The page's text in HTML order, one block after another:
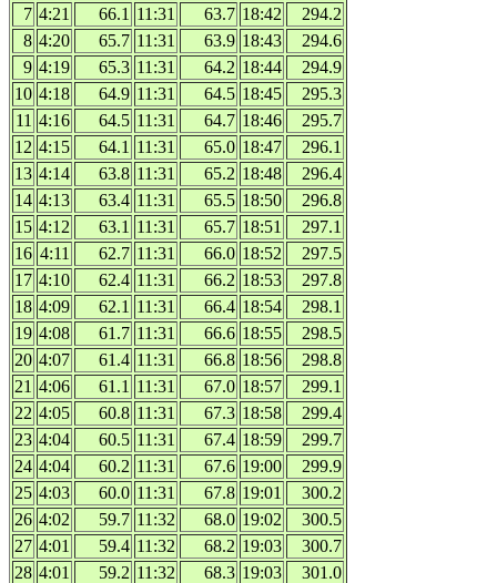
7 4:21 66.1 11:31 63.7 18:42
294.2
8 4:20 65.7 11:31 63.9 18:43
294.6
9 4:19 65.3 11:31 64.2 18:44
294.9
10 4:18 64.9 11:31 64.5 18:45
295.3
11 4:16 64.5 11:31 64.7 18:46
295.7
12 4:15 64.1 11:31 65.0 18:47
296.1
13 4:14 63.8 11:31 65.2 18:48
296.4
14 4:13 63.4 11:31 65.5 18:50
296.8
15 4:12 63.1 11:31 65.7 18:51
297.1
16 4:11 62.7 11:31 66.0 18:52
297.5
17 4:10 62.4 11:31 66.2 18:53
297.8
18 4:09 62.1 11:31 66.4 18:54
298.1
19 4:08 61.7 11:31 66.6 18:55
298.5
20 4:07 61.4 11:31 66.8 18:56
298.8
21 4:06 61.1 11:31 67.0 18:57
299.1
22 4:05 60.8 11:31 67.3 18:58
299.4
23 4:04 60.5 11:31 67.4 18:59
299.7
24 4:04 60.2 11:31 67.6 19:00
299.9
25 4:03 60.0 11:31 67.8 19:01
300.2
26 4:02 59.7 11:32 68.0 19:02
300.5
27 4:01 59.4 11:32 68.2 19:03
300.7
28 4:01 59.2 11:32 68.3 19:03
301.0